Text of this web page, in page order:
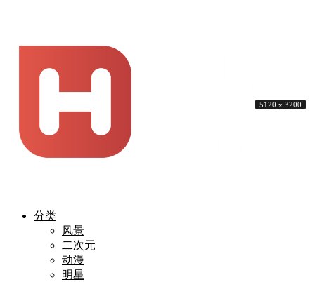
分类
风景
二次元
动漫
明星
5120 x 3200
5120 x 3200
5120 x 3200
5120 x 3200
5120 x 3200
5120 x 3200
5120 x 3200
5120 x 3200
5120 x 3200
5120 x 3200